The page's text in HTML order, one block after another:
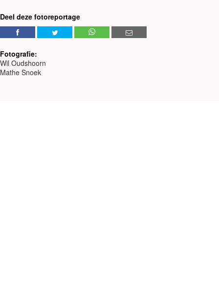
Deel deze fotoreportage
Fotografie:
Wil Oudshoorn
Mathe Snoek